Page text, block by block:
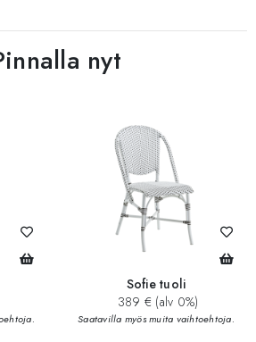
nyt
Sofie tuoli
389 € (alv 0%)
Saatavilla myös muita vaihtoehtoja.